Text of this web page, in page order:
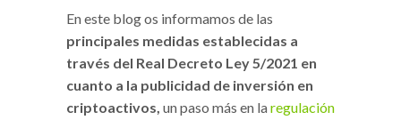
En este blog os informamos de las
principales medidas establecidas a
través del Real Decreto Ley 5/2021 en
cuanto a la publicidad de inversión en
criptoactivos, un paso más en laregulación